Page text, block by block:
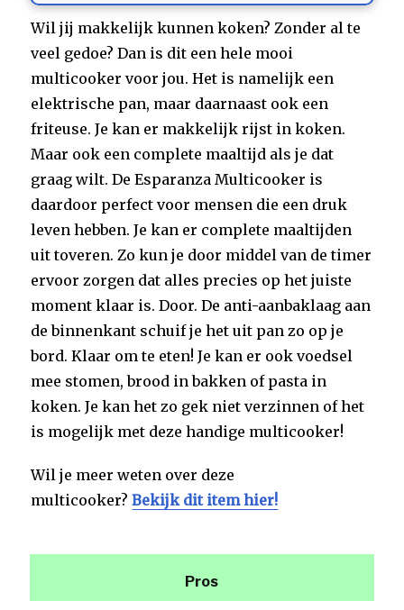
Wil jij makkelijk kunnen koken? Zonder al te
veel gedoe? Dan is dit een hele mooi
multicooker voor jou. Het is namelijk een
elektrische pan, maar daarnaast ook een
friteuse. Je kan er makkelijk rijst in koken.
Maar ook een complete maaltijd als je dat
graag wilt. De Esparanza Multicooker is
daardoor perfect voor mensen die een druk
leven hebben. Je kan er complete maaltijden
uit toveren. Zo kun je door middel van de timer
ervoor zorgen dat alles precies op het juiste
moment klaar is. Door. De anti-aanbaklaag aan
de binnenkant schuif je het uit pan zo op je
bord. Klaar om te eten! Je kan er ook voedsel
mee stomen, brood in bakken of pasta in
koken. Je kan het zo gek niet verzinnen of het
is mogelijk met deze handige multicooker!
Wil je meer weten over deze
multicooker?Bekijk dit item hier!
Pros